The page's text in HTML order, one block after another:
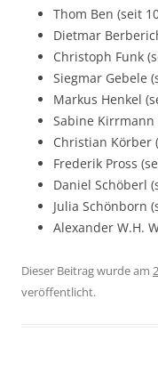
Thom Ben (seit
Dietmar
Christoph Funk
Siegmar Gebele
Markus Henkel
Sabine Kirrmann
Christian Körber
Frederik Pross
Daniel Schöberl
Julia Schönborn
Alexander W.H.
Dieser Beitrag wurde am
veröffentlicht.